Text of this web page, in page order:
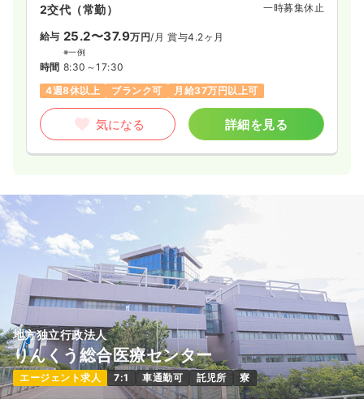
2交代（常勤） 一時募集休止
給与 25.2〜37.9万円/月 賞与4.2ヶ月
※一例
時間 8:30～17:30
4週8休以上
ブランク可 月給37万円以上可
気になる 詳細を見る
地方独立行政法人
りんくう総合医療センター
エージェント求人 7:1 車通勤可 託児所 寮